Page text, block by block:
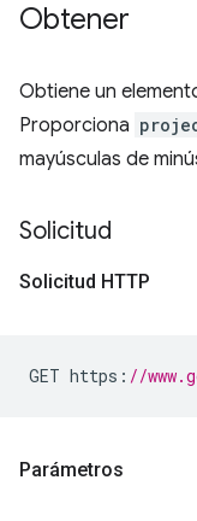
Obtener
Obtiene un
Proporciona
mayúsculas de
Solicitud
Solicitud HTTP
GET https : //
Parámetros